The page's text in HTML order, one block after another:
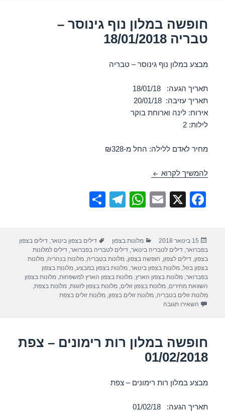
חופשה במלון נוף גינוסר –
טבריה 18/01/2018
מבצע במלון נוף גינוסר – טבריה
תאריך הגעה: 18/01/18
תאריך עזיבה: 20/01/18
אירוח: לינה וארוחת בוקר
לילות: 2
מחיר לאדם ללילה: החל מ-₪328
להמשיך לקרוא חופשה במלון נוף גינוסר – טבריה 18/01/2018
F
e
b
o
o
k
X
E
W
s
A
p
p
T
gr
a
m
e
פורסם
בתאריך
15 בינואר 2018 קטגוריות
מלונות בצפון תגיות
דילים בצפון בינואר,דילים בצפון
בפברואר,דילים לטבריה בינואר,דילים לטבריה בפברואר,דילים למלונות
בצפון,דילים לצפון, חופשה בצפון,מלונות בטבריה,מלונות בנהריה,מלונות
בצפון בזול,מלונות בצפון בינואר,מלונות בצפון במבצע,מלונות בצפון
בפברואר,מלונות בצפון הארץ,מלונות בצפון הארץ למשפחות,מלונות בצפון
השוואת מחירים,מלונות בצפון זולים,מלונות בצפון לזוגות,מלונות בצפת,
מלונות זולים בטבריה,מלונות זולים בצפון,מלונות זולים בצפת
השאירו תגובה
חופשה במלון רות רימונים – צפת
01/02/2018
מבצע במלון רות רימונים – צפת
תאריך הגעה: 01/02/18